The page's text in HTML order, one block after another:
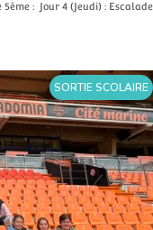
: Jour 4 (Jeudi) : Escalade
SORTIE SCOLAIRE